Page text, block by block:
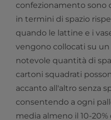
confezionamento
in termini di spazio
quando le lattine e i
vengono collocati su un
notevole quantità di
cartoni squadrati
accanto all'altro senza
consentendo a ogni
media almeno il 10-